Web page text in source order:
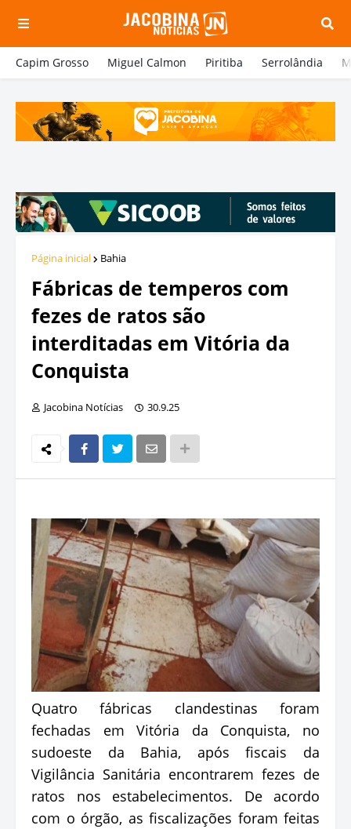
Capim Grosso Miguel Calmon Piritiba Serrolândia
Página inicial Bahia
Fábricas de temperos com
fezes de ratos são
interditadas em Vitória da
Conquista
Jacobina Notícias 30.9.25
Quatro fábricas clandestinas foram
fechadas em Vitória da Conquista, no
sudoeste da Bahia, após fiscais da
Vigilância Sanitária encontrarem fezes de
ratos nos estabelecimentos. De acordo
com o órgão, as fiscalizações foram feitas